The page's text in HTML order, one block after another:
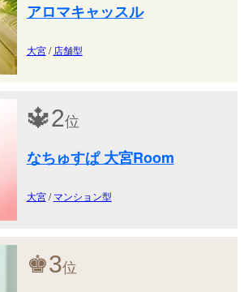
アロマキャッスル
大宮/ 店舗型
🔱2位
なちゅすぱ 大宮Room
大宮/マンション型
♚3位